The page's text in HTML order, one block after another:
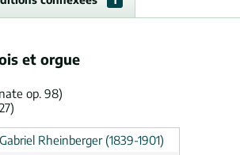
et orgue
op. 98)
Rheinberger (1839-1901)